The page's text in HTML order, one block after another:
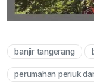
banjir tangerang
perumahan periuk